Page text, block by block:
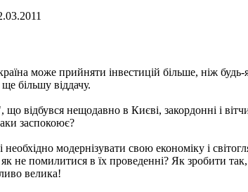
може прийняти інвестицій більше, ніж
більшу віддачу.
відбувся нещодавно в Києві, закордонні і
заспокоює?
модернізувати свою економіку і
не помилитися в їх проведенні? Як зробити
велика!